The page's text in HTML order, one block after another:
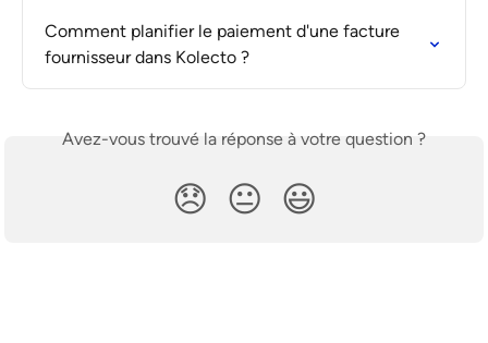
Comment planifier le paiement d'une facture
fournisseur dans Kolecto ?
Avez-vous trouvé la réponse à votre question ?
😞 😐 😃